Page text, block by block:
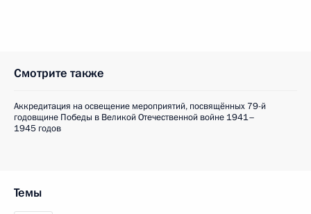
Смотрите также
Аккредитация на освещение мероприятий, посвящённых 79-й
годовщине Победы в Великой Отечественной войне 1941–
1945 годов
Темы